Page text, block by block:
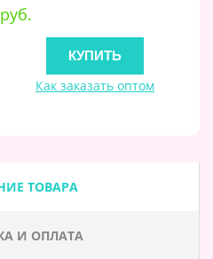
Как заказать оптом
ТОВАРА
И ОПЛАТА